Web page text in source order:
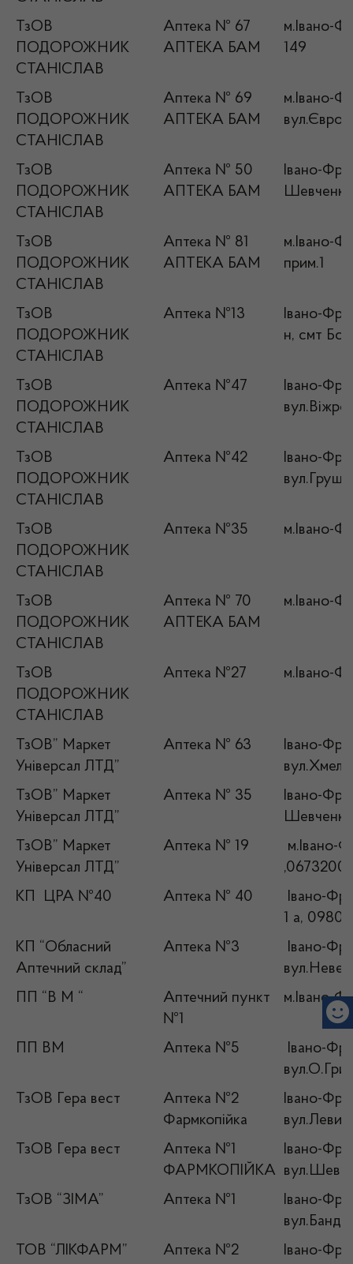
ТзОВ
ПОДОРОЖНИК
СТАНІСЛАВ
Аптека № 67
АПТЕКА БАМ
м.Івано-
149
ТзОВ
ПОДОРОЖНИК
СТАНІСЛАВ
Аптека № 69
АПТЕКА БАМ
м.Івано-
ТзОВ
ПОДОРОЖНИК
СТАНІСЛАВ
Аптека № 50
АПТЕКА БАМ
Івано-
ТзОВ
ПОДОРОЖНИК
СТАНІСЛАВ
Аптека № 81
АПТЕКА БАМ
м.Івано-
прим.1
ТзОВ
ПОДОРОЖНИК
СТАНІСЛАВ
Аптека №13
Івано-
н, смт
ТзОВ
ПОДОРОЖНИК
СТАНІСЛАВ
Аптека №47
Івано-
ТзОВ
ПОДОРОЖНИК
СТАНІСЛАВ
Аптека №42
Івано-
ТзОВ
ПОДОРОЖНИК
СТАНІСЛАВ
Аптека №35 м.Івано-
ТзОВ
ПОДОРОЖНИК
СТАНІСЛАВ
Аптека № 70
АПТЕКА БАМ
м.Івано-
ТзОВ
ПОДОРОЖНИК
СТАНІСЛАВ
Аптека №27 м.Івано-
ТзОВ” Маркет
Універсал ЛТД”
Аптека № 63
Івано-
ТзОВ” Маркет
Універсал ЛТД”
Аптека № 35
Івано-
ТзОВ” Маркет
Універсал ЛТД”
Аптека № 19
м.Івано-
КП ЦРА №40
Аптека № 40
Івано-
1 а,
КП “Обласний
Аптечний склад”
Аптека №3
Івано-
ПП “В М “
Аптечний пункт
№1
м.Івано-
ПП ВМ Аптека №5
Івано-
ТзОВ Гера вест
Аптека №2
Фармкопійка
Івано-
ТзОВ Гера вест
Аптека №1
ФАРМКОПІЙКА
Івано-
ТзОВ “ЗІМА”
Аптека №1
Івано-
ТОВ “ЛІКФАРМ”
Аптека №2 Івано-